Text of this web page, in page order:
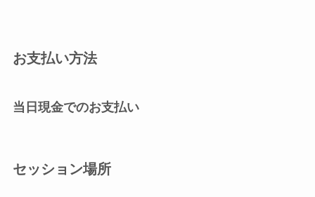
お支払い方法
当日現金でのお支払い
セッション場所